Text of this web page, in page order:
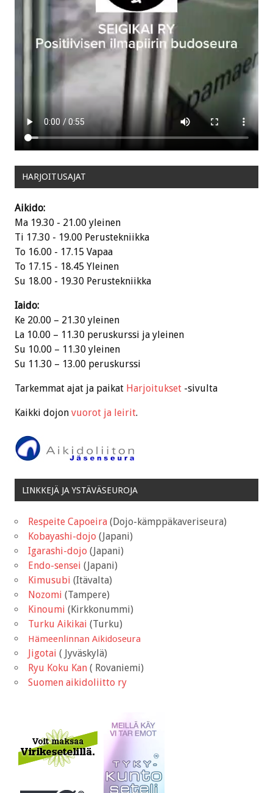
HARJOITUSAJAT
Aikido:
Ma 19.30 - 21.00 yleinen
Ti 17.30 - 19.00 Perustekniikka
To 16.00 - 17.15 Vapaa
To 17.15 - 18.45 Yleinen
Su 18.00 - 19.30 Perustekniikka
Iaido:
Ke 20.00 – 21.30 yleinen
La 10.00 – 11.30 peruskurssi ja yleinen
Su 10.00 – 11.30 yleinen
Su 11.30 – 13.00 peruskurssi
Tarkemmat ajat ja paikat Harjoitukset -sivulta
Kaikki dojon vuorot ja leirit.
LINKKEJÄ JA YSTÄVÄSEUROJA
Respeite Capoeira (Dojo-kämppäkaveriseura)
Kobayashi-dojo (Japani)
Igarashi-dojo (Japani)
Endo-sensei (Japani)
Kimusubi (Itävalta)
Nozomi (Tampere)
Kinoumi (Kirkkonummi)
Turku Aikikai (Turku)
Hämeenlinnan Aikidoseura
Jigotai ( Jyväskylä)
Ryu Koku Kan ( Rovaniemi)
Suomen aikidoliitto ry